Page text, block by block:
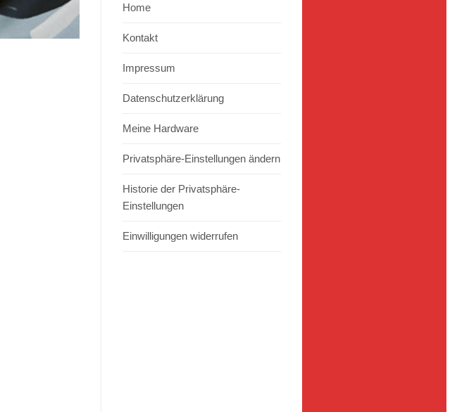
Home
Kontakt
Impressum
Datenschutzerklärung
Meine Hardware
Privatsphäre-Einstellungen ändern
Historie der Privatsphäre-
Einstellungen
Einwilligungen widerrufen